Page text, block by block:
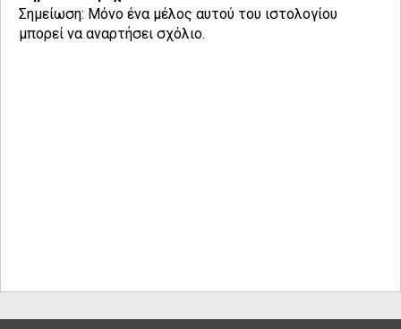
Σημείωση: Μόνο ένα μέλος αυτού του ιστολογίου
μπορεί να αναρτήσει σχόλιο.